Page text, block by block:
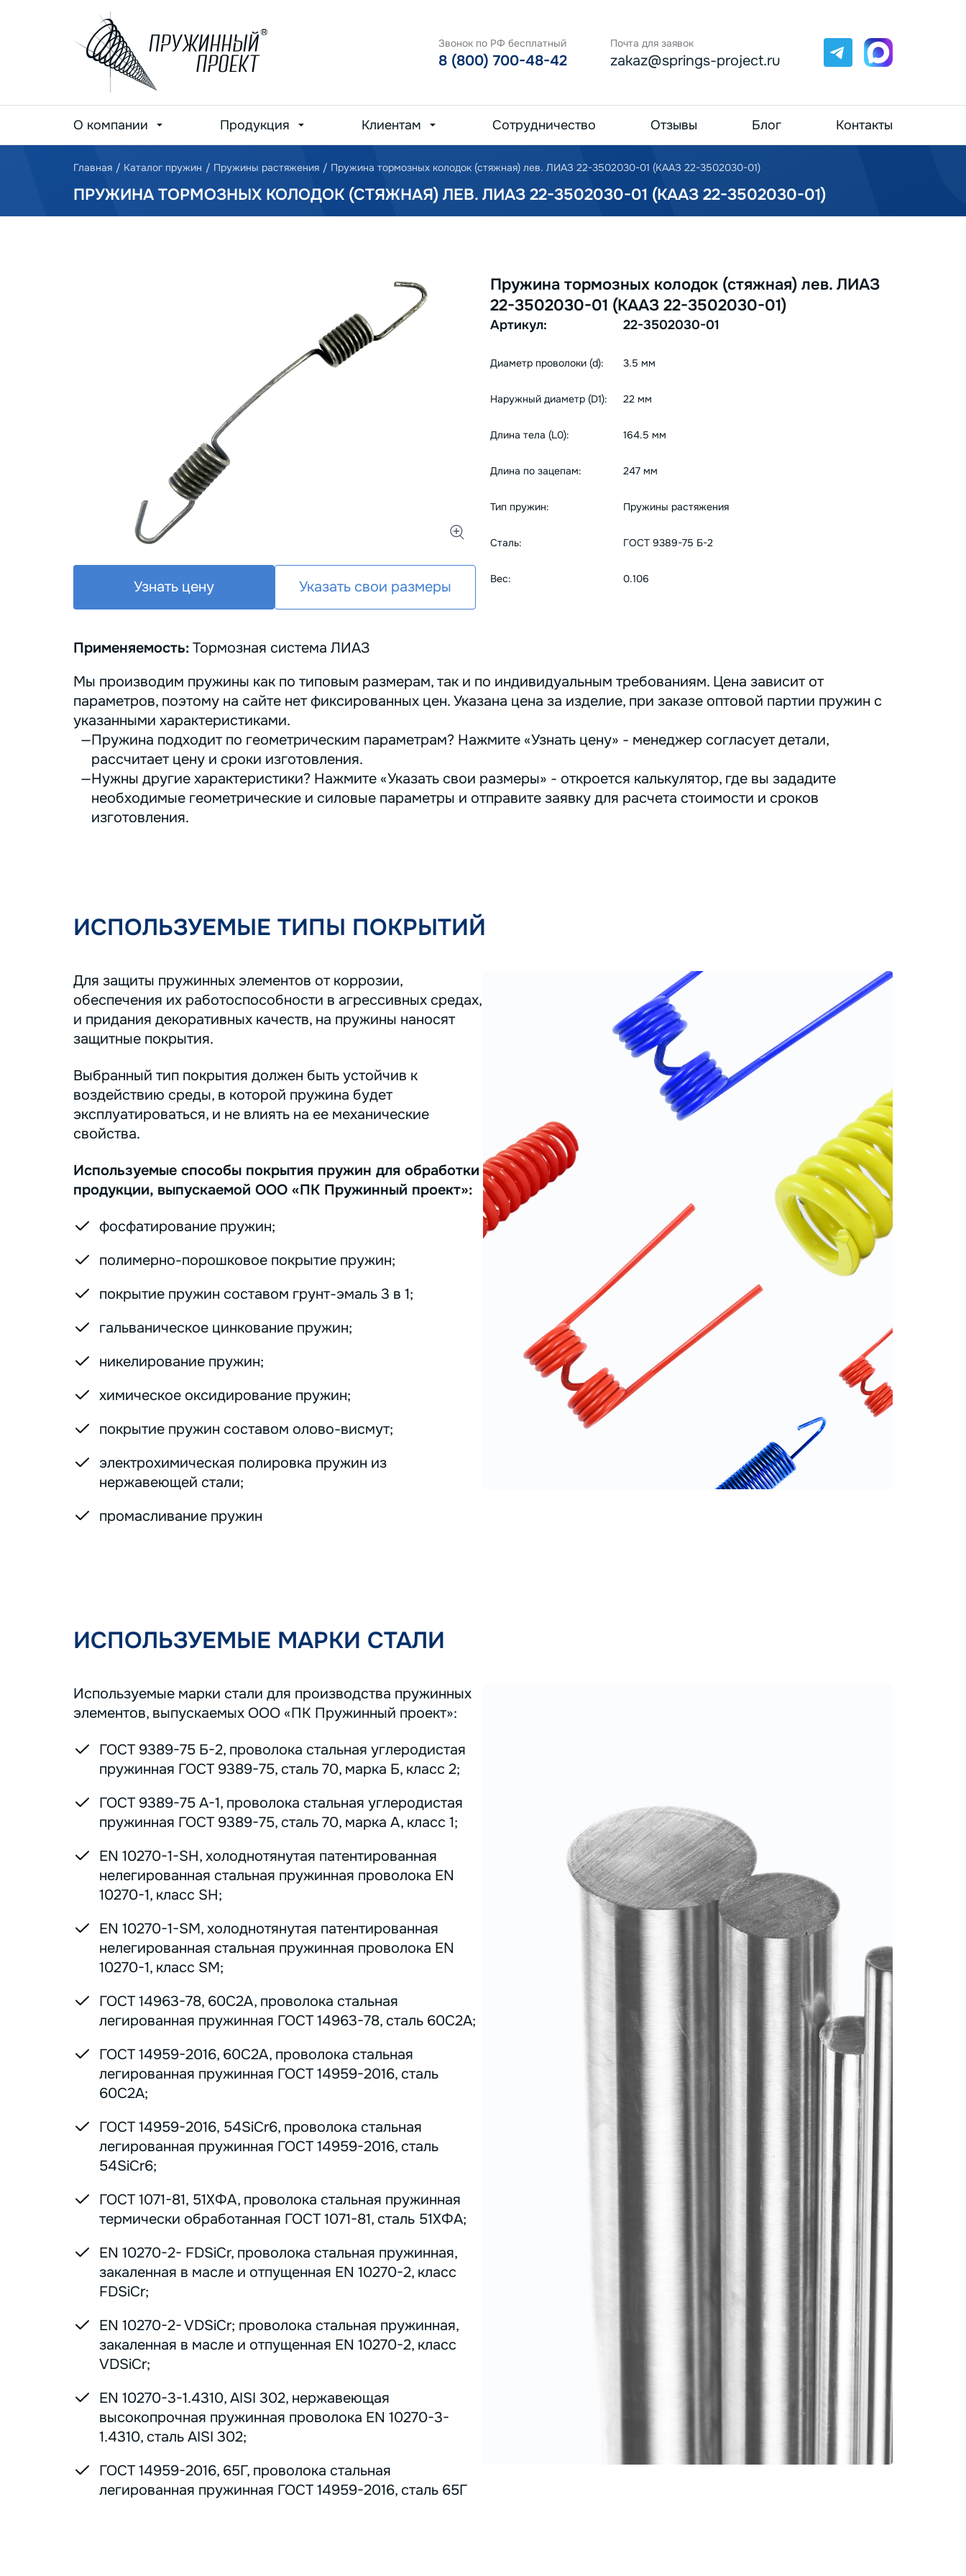
Звонок по РФ бесплатный
8 (800) 700-48-42
Почта для заявок
zakaz@springs-project.ru
Telegram
О компании Продукция Клиентам Сотрудничество Отзывы Блог Контакты
Главная / Каталог пружин / Пружины растяжения / Пружина тормозных колодок (стяжная) лев. ЛИАЗ 22-3502030-01 (КААЗ 22-3502030-01)
ПРУЖИНА ТОРМОЗНЫХ КОЛОДОК (СТЯЖНАЯ) ЛЕВ. ЛИАЗ 22-3502030-01 (КААЗ 22-3502030-01)
Пружина тормозных колодок (стяжная) лев. ЛИАЗ
22-3502030-01 (КААЗ 22-3502030-01)
Артикул: 22-3502030-01
Диаметр проволоки (d): 3.5 мм
Наружный диаметр (D1): 22 мм
Длина тела (L0): 164.5 мм
Длина по зацепам: 247 мм
Тип пружин: Пружины растяжения
Сталь: ГОСТ 9389-75 Б-2
Вес: 0.106
Узнать цену Указать свои размеры
Применяемость: Тормозная система ЛИАЗ
Мы производим пружины как по типовым размерам, так и по индивидуальным требованиям. Цена зависит от
параметров, поэтому на сайте нет фиксированных цен. Указана цена за изделие, при заказе оптовой партии пружин с
указанными характеристиками.
Пружина подходит по геометрическим параметрам? Нажмите «Узнать цену» - менеджер согласует детали,
рассчитает цену и сроки изготовления.
Нужны другие характеристики? Нажмите «Указать свои размеры» - откроется калькулятор, где вы зададите
необходимые геометрические и силовые параметры и отправите заявку для расчета стоимости и сроков
изготовления.
ИСПОЛЬЗУЕМЫЕ ТИПЫ ПОКРЫТИЙ
Для защиты пружинных элементов от коррозии,
обеспечения их работоспособности в агрессивных средах,
и придания декоративных качеств, на пружины наносят
защитные покрытия.
Выбранный тип покрытия должен быть устойчив к
воздействию среды, в которой пружина будет
эксплуатироваться, и не влиять на ее механические
свойства.
Используемые способы покрытия пружин для обработки
продукции, выпускаемой ООО «ПК Пружинный проект»:
фосфатирование пружин;
полимерно-порошковое покрытие пружин;
покрытие пружин составом грунт-эмаль 3 в 1;
гальваническое цинкование пружин;
никелирование пружин;
химическое оксидирование пружин;
покрытие пружин составом олово-висмут;
электрохимическая полировка пружин из
нержавеющей стали;
промасливание пружин
ИСПОЛЬЗУЕМЫЕ МАРКИ СТАЛИ
Используемые марки стали для производства пружинных
элементов, выпускаемых ООО «ПК Пружинный проект»:
ГОСТ 9389-75 Б-2, проволока стальная углеродистая
пружинная ГОСТ 9389-75, сталь 70, марка Б, класс 2;
ГОСТ 9389-75 А-1, проволока стальная углеродистая
пружинная ГОСТ 9389-75, сталь 70, марка А, класс 1;
EN 10270-1-SH, холоднотянутая патентированная
нелегированная стальная пружинная проволока EN
10270-1, класс SH;
EN 10270-1-SM, холоднотянутая патентированная
нелегированная стальная пружинная проволока EN
10270-1, класс SM;
ГОСТ 14963-78, 60С2А, проволока стальная
легированная пружинная ГОСТ 14963-78, сталь 60С2А;
ГОСТ 14959-2016, 60С2А, проволока стальная
легированная пружинная ГОСТ 14959-2016, сталь
60С2А;
ГОСТ 14959-2016, 54SiCr6, проволока стальная
легированная пружинная ГОСТ 14959-2016, сталь
54SiCr6;
ГОСТ 1071-81, 51ХФА, проволока стальная пружинная
термически обработанная ГОСТ 1071-81, сталь 51ХФА;
EN 10270-2- FDSiCr, проволока стальная пружинная,
закаленная в масле и отпущенная EN 10270-2, класс
FDSiCr;
EN 10270-2- VDSiCr; проволока стальная пружинная,
закаленная в масле и отпущенная EN 10270-2, класс
VDSiCr;
EN 10270-3-1.4310, AISI 302, нержавеющая
высокопрочная пружинная проволока EN 10270-3-
1.4310, сталь AISI 302;
ГОСТ 14959-2016, 65Г, проволока стальная
легированная пружинная ГОСТ 14959-2016, сталь 65Г